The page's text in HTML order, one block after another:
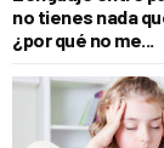
no tienes nada
¿por qué no me...